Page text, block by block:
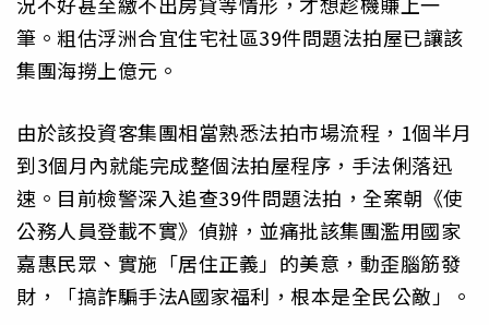
筆。粗估浮洲合宜住宅社區39件問題法拍屋已讓該
集團海撈上億元。
由於該投資客集團相當熟悉法拍市場流程，1個半月
到3個月內就能完成整個法拍屋程序，手法俐落迅
速。目前檢警深入追查39件問題法拍，全案朝《使
公務人員登載不實》偵辦，並痛批該集團濫用國家
嘉惠民眾、實施「居住正義」的美意，動歪腦筋發
財，「搞詐騙手法A國家福利，根本是全民公敵」。